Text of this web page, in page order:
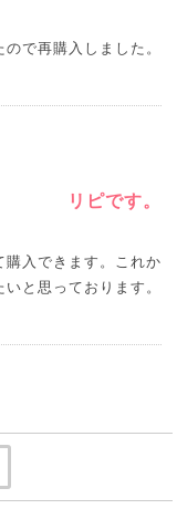
で再購入しました。
リピです。
入できます。これか
と思っております。